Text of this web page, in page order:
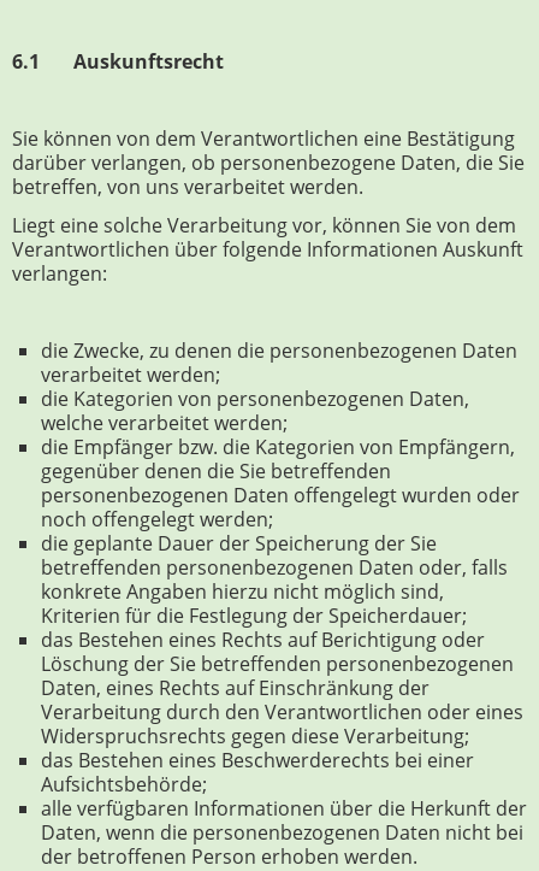
6.1 Auskunftsrecht
Sie können von dem Verantwortlichen eine Bestätigung
darüber verlangen, ob personenbezogene Daten, die Sie
betreffen, von uns verarbeitet werden.
Liegt eine solche Verarbeitung vor, können Sie von dem
Verantwortlichen über folgende Informationen Auskunft
verlangen:
die Zwecke, zu denen die personenbezogenen Daten
verarbeitet werden;
die Kategorien von personenbezogenen Daten,
welche verarbeitet werden;
die Empfänger bzw. die Kategorien von Empfängern,
gegenüber denen die Sie betreffenden
personenbezogenen Daten offengelegt wurden oder
noch offengelegt werden;
die geplante Dauer der Speicherung der Sie
betreffenden personenbezogenen Daten oder, falls
konkrete Angaben hierzu nicht möglich sind,
Kriterien für die Festlegung der Speicherdauer;
das Bestehen eines Rechts auf Berichtigung oder
Löschung der Sie betreffenden personenbezogenen
Daten, eines Rechts auf Einschränkung der
Verarbeitung durch den Verantwortlichen oder eines
Widerspruchsrechts gegen diese Verarbeitung;
das Bestehen eines Beschwerderechts bei einer
Aufsichtsbehörde;
alle verfügbaren Informationen über die Herkunft der
Daten, wenn die personenbezogenen Daten nicht bei
der betroffenen Person erhoben werden.